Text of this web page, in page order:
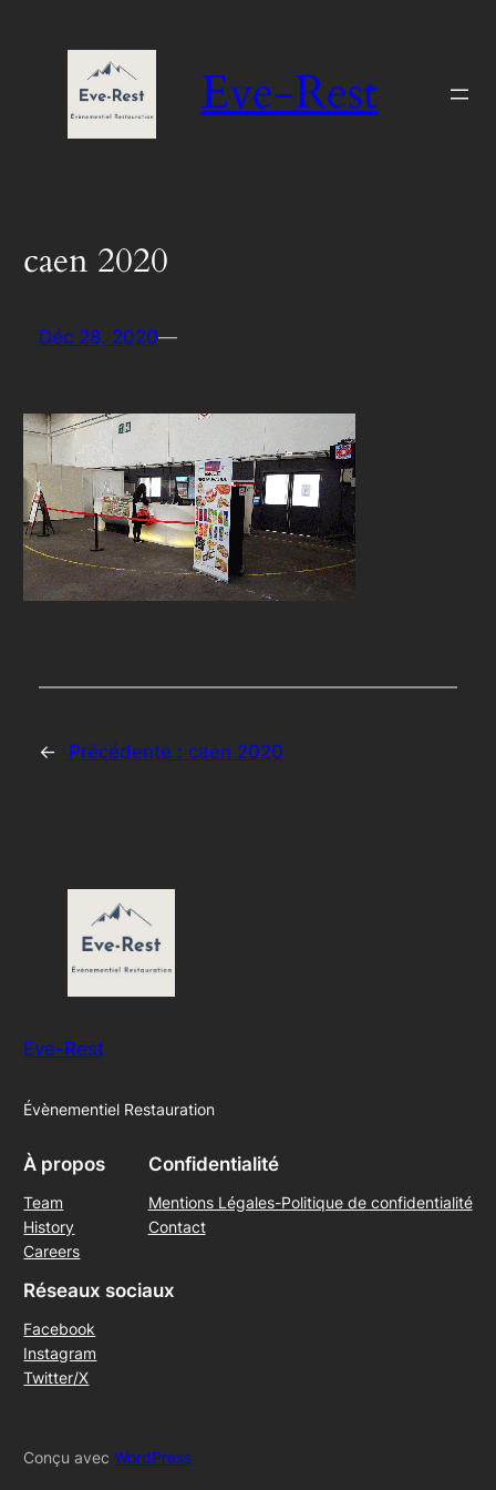
Eve-Rest
caen 2020
Déc 28, 2020—
← Précédente : caen 2020
Eve-Rest
Évènementiel Restauration
À propos
Team
History
Careers
Confidentialité
Mentions Légales-Politique de confidentialité
Contact
Réseaux sociaux
Facebook
Instagram
Twitter/X
Conçu avecWordPress